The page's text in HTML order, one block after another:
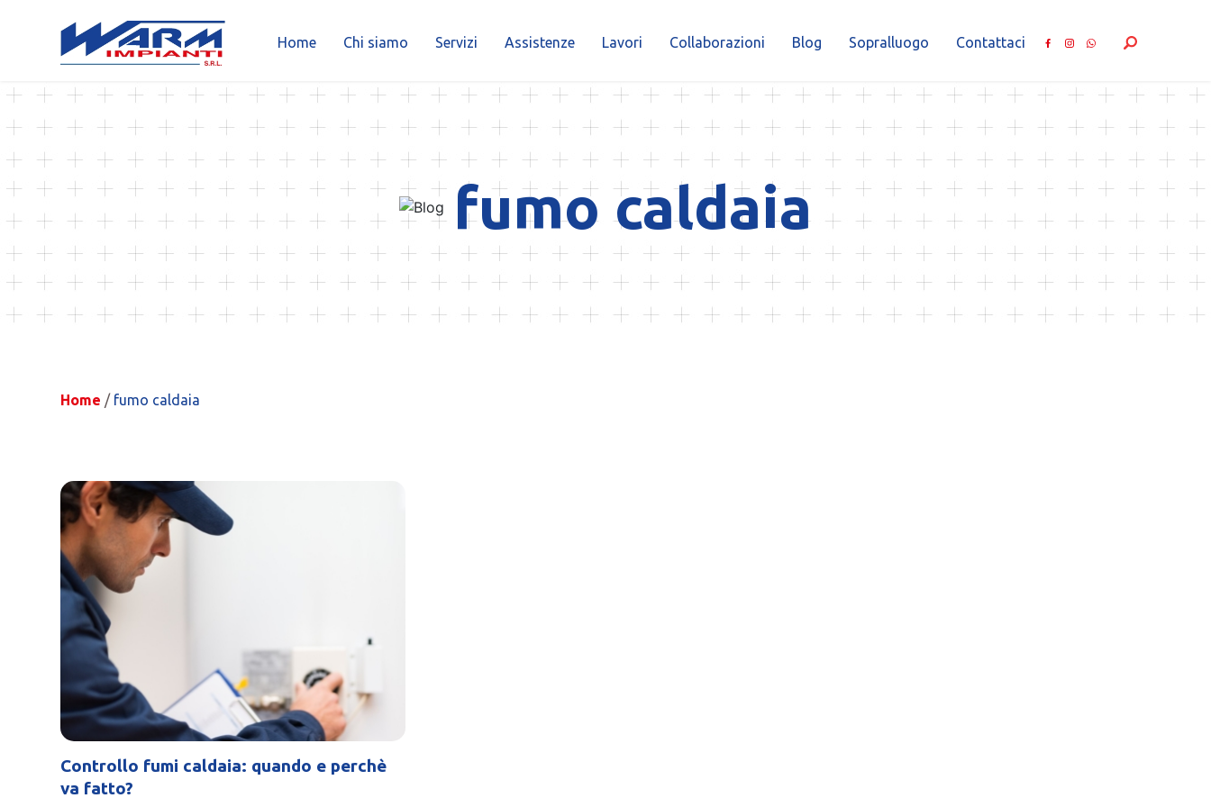
Skip
content
Home Chi siamo Servizi Assistenze Lavori Collaborazioni Blog Sopralluogo Contattaci
fumo caldaia
Home / fumo caldaia
Controllo fumi caldaia: quando e perchè
va fatto?